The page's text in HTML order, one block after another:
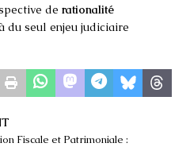
de rationalité
du seul enjeu judiciaire
Fiscale et Patrimoniale :